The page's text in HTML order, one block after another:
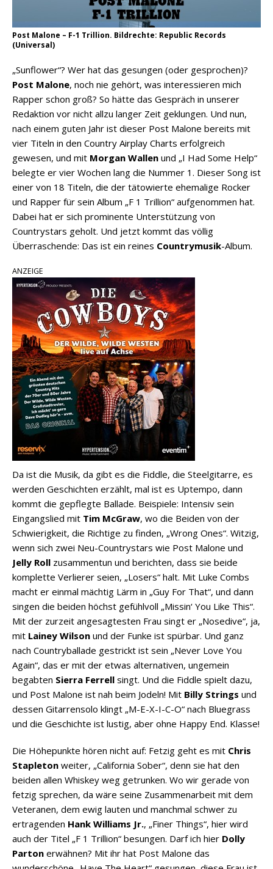
Post Malone – F-1 Trillion. Bildrechte: Republic Records
(Universal)
„Sunflower“? Wer hat das gesungen (oder gesprochen)?
Post Malone, noch nie gehört, was interessieren mich
Rapper schon groß? So hätte das Gespräch in unserer
Redaktion vor nicht allzu langer Zeit geklungen. Und nun,
nach einem guten Jahr ist dieser Post Malone bereits mit
vier Titeln in den Country Airplay Charts erfolgreich
gewesen, und mit Morgan Wallen und „I Had Some Help“
belegte er vier Wochen lang die Nummer 1. Dieser Song ist
einer von 18 Titeln, die der tätowierte ehemalige Rocker
und Rapper für sein Album „F 1 Trillion“ aufgenommen hat.
Dabei hat er sich prominente Unterstützung von
Countrystars geholt. Und jetzt kommt das völlig
Überraschende: Das ist ein reines Countrymusik-Album.
ANZEIGE
Da ist die Musik, da gibt es die Fiddle, die Steelgitarre, es
werden Geschichten erzählt, mal ist es Uptempo, dann
kommt die gepflegte Ballade. Beispiele: Intensiv sein
Eingangslied mit Tim McGraw, wo die Beiden von der
Schwierigkeit, die Richtige zu finden, „Wrong Ones“. Witzig,
wenn sich zwei Neu-Countrystars wie Post Malone und
Jelly Roll zusammentun und berichten, dass sie beide
komplette Verlierer seien, „Losers“ halt. Mit Luke Combs
macht er einmal mächtig Lärm in „Guy For That“, und dann
singen die beiden höchst gefühlvoll „Missin‘ You Like This“.
Mit der zurzeit angesagtesten Frau singt er „Nosedive“, ja,
mit Lainey Wilson und der Funke ist spürbar. Und ganz
nach Countryballade gestrickt ist sein „Never Love You
Again“, das er mit der etwas alternativen, ungemein
begabten Sierra Ferrell singt. Und die Fiddle spielt dazu,
und Post Malone ist nah beim Jodeln! Mit Billy Strings und
dessen Gitarrensolo klingt „M-E-X-I-C-O“ nach Bluegrass
und die Geschichte ist lustig, aber ohne Happy End. Klasse!
Die Höhepunkte hören nicht auf: Fetzig geht es mit Chris
Stapleton weiter, „California Sober“, denn sie hat den
beiden allen Whiskey weg getrunken. Wo wir gerade von
fetzig sprechen, da wäre seine Zusammenarbeit mit dem
Veteranen, dem ewig lauten und manchmal schwer zu
ertragenden Hank Williams Jr., „Finer Things“, hier wird
auch der Titel „F 1 Trillion“ besungen. Darf ich hier Dolly
Parton erwähnen? Mit ihr hat Post Malone das